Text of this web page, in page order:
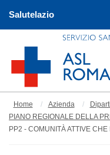
Salutelazio
Home Azienda
PIANO REGIONALE DELLA